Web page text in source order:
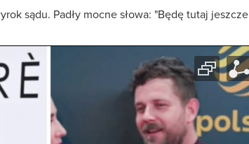
sądu. Padły mocne słowa: "Będę tutaj jeszcze